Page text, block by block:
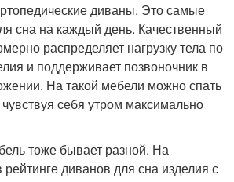
диваны. Это самые
сна на каждый день. Качественный
распределяет нагрузку тела по
и поддерживает позвоночник в
На такой мебели можно спать
себя утром максимально
тоже бывает разной. На
диванов для сна изделия с